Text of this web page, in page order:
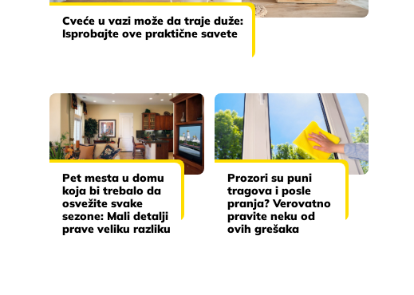
Cveće u vazi može da traje duže:
Isprobajte ove praktične savete
Pet mesta u domu
koja bi trebalo da
osvežite svake
sezone: Mali detalji
prave veliku razliku
Prozori su puni
tragova i posle
pranja? Verovatno
pravite neku od
ovih grešaka